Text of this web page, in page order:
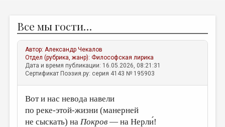
ЖАНРЫ
АВТОРЫ
КОММЕНТАРИИ
ЛИТСАЛОН
НОВОСТИ
ПРАВИЛА САЙТА
Все мы гости…
Автор:Александр Чекалов
Отдел (рубрика, жанр):Философская лирика
Дата и время публикации: 16.05.2026, 08:21:31
Сертификат Поэзия.ру: серия 4143 № 195903
Вот и нас невода навели
пореке-этой-жизни (манерней
не сыскать) наПокров — на Нерли́!